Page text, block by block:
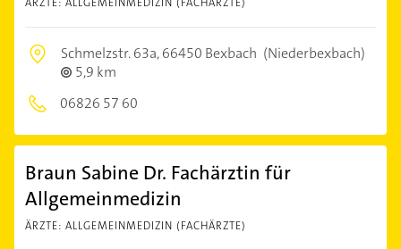
Schmelzstr. 63a,66450 Bexbach (Niederbexbach)
5,9 km
06826 57 60
Braun Sabine Dr. Fachärztin für
Allgemeinmedizin
ÄRZTE: ALLGEMEINMEDIZIN (FACHÄRZTE)